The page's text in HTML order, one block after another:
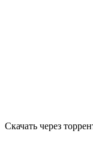
Скачать через